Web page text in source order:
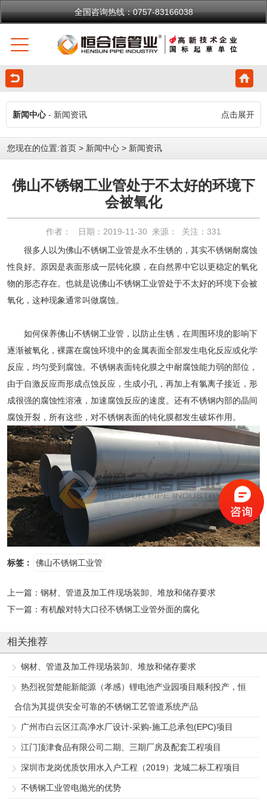
全国咨询热线：0757-83166038
新闻中心- 新闻资讯 点击展开
您现在的位置:首页 > 新闻中心 > 新闻资讯
佛山不锈钢工业管处于不太好的环境下
会被氧化
作者： 日期：2019-11-30 来源： 关注： 331
很多人以为佛山不锈钢工业管是永不生锈的，其实不锈钢耐腐蚀
性良好。原因是表面形成一层钝化膜，在自然界中它以更稳定的氧化
物的形态存在。也就是说佛山不锈钢工业管处于不太好的环境下会被
氧化，这种现象通常叫做腐蚀。
如何保养佛山不锈钢工业管，以防止生锈，在周围环境的影响下
逐渐被氧化，裸露在腐蚀环境中的金属表面全部发生电化反应或化学
反应，均匀受到腐蚀。不锈钢表面钝化膜之中耐腐蚀能力弱的部位，
由于自激反应而形成点蚀反应，生成小孔，再加上有氯离子接近，形
成很强的腐蚀性溶液，加速腐蚀反应的速度。还有不锈钢内部的晶间
腐蚀开裂，所有这些，对不锈钢表面的钝化膜都发生破坏作用。
标签： 佛山不锈钢工业管
上一篇： 钢材、管道及加工件现场装卸、堆放和储存要求
下一篇： 有机酸对特大口径不锈钢工业管外面的腐化
相关推荐
钢材、管道及加工件现场装卸、堆放和储存要求
热烈祝贺楚能新能源（孝感）锂电池产业园项目顺利投产，恒
合信为其提供安全可靠的不锈钢工艺管道系统产品
广州市白云区江高净水厂设计-采购-施工总承包(EPC)项目
江门顶津食品有限公司二期、三期厂房及配套工程项目
深圳市龙岗优质饮用水入户工程（2019）龙城二标工程项目
不锈钢工业管电抛光的优势